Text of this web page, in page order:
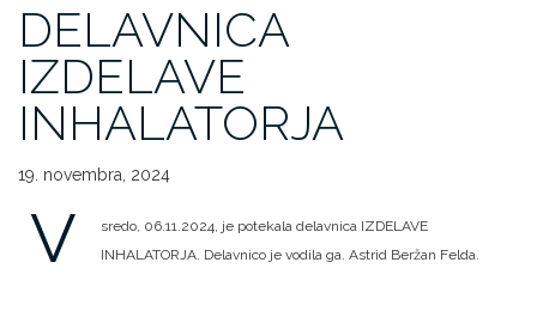
DELAVNICA
IZDELAVE
INHALATORJA
19. novembra, 2024
V
sredo, 06.11.2024, je potekala delavnica IZDELAVE
INHALATORJA. Delavnico je vodila ga. Astrid Beržan Felda.